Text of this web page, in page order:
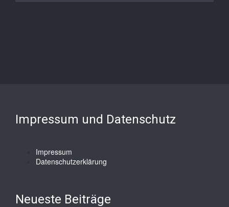
Impressum und Datenschutz
Impressum
Datenschutzerklärung
Neueste Beiträge